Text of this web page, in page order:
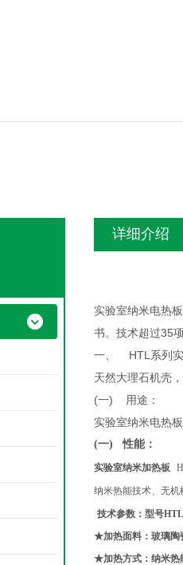
详细介绍
实验室纳米电热
书。技术超过35
一、 HTL系列实
天然大理石机壳
(一) 用途：
实验室纳米电热
(一)性能：
实验室纳米加热板
纳米热能技术、无
技术参数：型号
★加热面料：玻璃陶
★加热方式：纳米热